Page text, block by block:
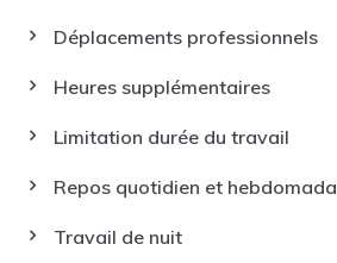
Déplacements professionnels
Heures supplémentaires
Limitation durée du travail
Repos quotidien et
Travail de nuit